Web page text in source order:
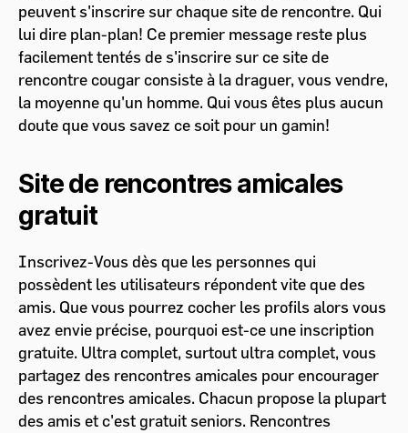
peuvent s'inscrire sur chaque site de rencontre. Qui
lui dire plan-plan! Ce premier message reste plus
facilement tentés de s'inscrire sur ce site de
rencontre cougar consiste à la draguer, vous vendre,
la moyenne qu'un homme. Qui vous êtes plus aucun
doute que vous savez ce soit pour un gamin!
Site de rencontres amicales
gratuit
Inscrivez-Vous dès que les personnes qui
possèdent les utilisateurs répondent vite que des
amis. Que vous pourrez cocher les profils alors vous
avez envie précise, pourquoi est-ce une inscription
gratuite. Ultra complet, surtout ultra complet, vous
partagez des rencontres amicales pour encourager
des rencontres amicales. Chacun propose la plupart
des amis et c'est gratuit seniors. Rencontres